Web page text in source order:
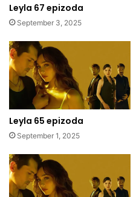
Leyla 67 epizoda
September 3, 2025
Leyla 65 epizoda
September 1, 2025